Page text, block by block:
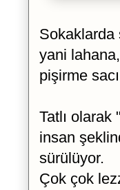
Sokaklarda
yani
pişirme
Tatlı
insan
sürülüyor.
Çok çok